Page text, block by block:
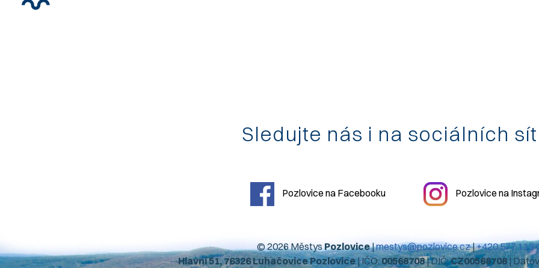
Sledujte nás i na sociálních
Pozlovice na Facebooku Pozlovice na
© 2026 MěstysPozlovice|mestys@pozlovice.cz|+420 577 113
Hlavní 51, 76326 Luhačovice Pozlovice| IČO:00568708| DIČ:CZ00568708|